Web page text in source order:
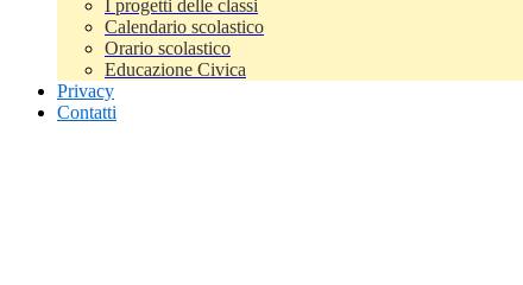
I progetti delle classi
Calendario scolastico
Orario scolastico
Educazione Civica
Privacy
Contatti